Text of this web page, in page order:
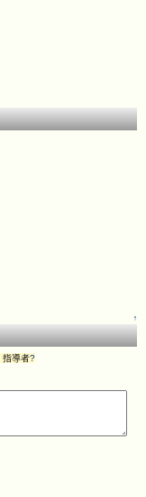
↑
指導者?